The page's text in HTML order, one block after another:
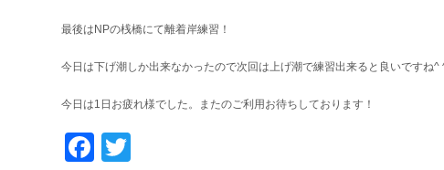
最後はNPの桟橋にて離着岸練習！
今日は下げ潮しか出来なかったので次回は上げ潮で練習出来ると良いですね^
今日は1日お疲れ様でした。またのご利用お待ちしております！
Facebook